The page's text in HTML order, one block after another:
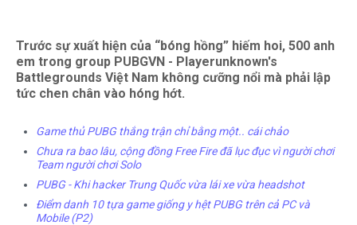
Trước sự xuất hiện của “bóng hồng” hiếm hoi, 500 anh
em trong group PUBGVN - Playerunknown's
Battlegrounds Việt Nam không cưỡng nổi mà phải lập
tức chen chân vào hóng hớt.
Game thủ PUBG thắng trận chỉ bằng một.. cái chảo
Chưa ra bao lâu, cộng đồng Free Fire đã lục đục vì người chơi
Team người chơi Solo
PUBG - Khi hacker Trung Quốc vừa lái xe vừa headshot
Điểm danh 10 tựa game giống y hệt PUBG trên cả PC và
Mobile (P2)